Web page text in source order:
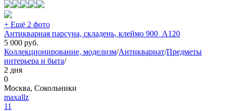
+ Ещё 2 фото
Антикварная парсуна, складень, клеймо 900_А120
5 000 руб.
Коллекционирование, моделизм/Антиквариат/Предметы
интерьера и быта/
2 дня
0
Москва, Сокольники
maxallz
11